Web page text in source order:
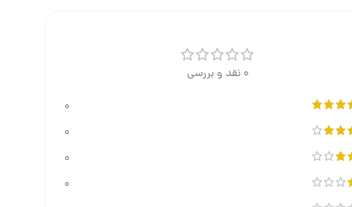
0 نقد و بررسی
0
0
0
0